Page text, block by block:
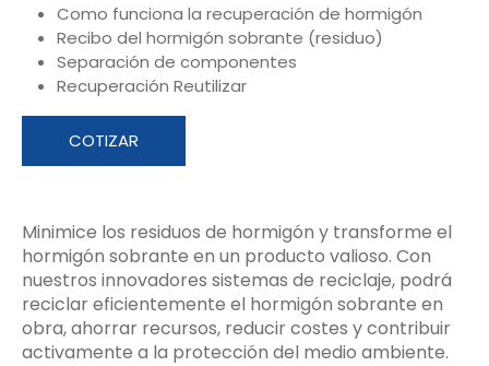
Como funciona la recuperación de hormigón
Recibo del hormigón sobrante (residuo)
Separación de componentes
Recuperación Reutilizar
COTIZAR
Minimice los residuos de hormigón y transforme el
hormigón sobrante en un producto valioso. Con
nuestros innovadores sistemas de reciclaje, podrá
reciclar eficientemente el hormigón sobrante en
obra, ahorrar recursos, reducir costes y contribuir
activamente a la protección del medio ambiente.